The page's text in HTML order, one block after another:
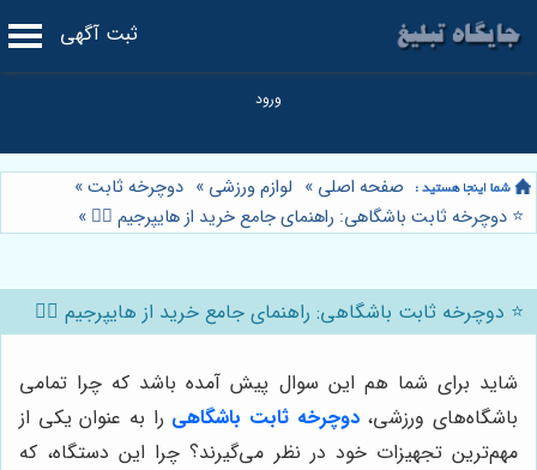
ثبت آگهی
صفحه اصلی » لوازم ورزشی » دوچرخه ثابت»
⭐️ دوچرخه ثابت باشگاهی: راهنمای جامع خرید از هایپرجیم 🚴‍♀️ »
⭐️ دوچرخه ثابت باشگاهی: راهنمای جامع خرید از هایپرجیم 🚴‍♀️
شاید برای شما هم این سوال پیش آمده باشد که چرا تمامی
باشگاه‌های ورزشی،دوچرخه ثابت باشگاهی را به عنوان یکی از
مهم‌ترین تجهیزات خود در نظر می‌گیرند؟ چرا این دستگاه، که